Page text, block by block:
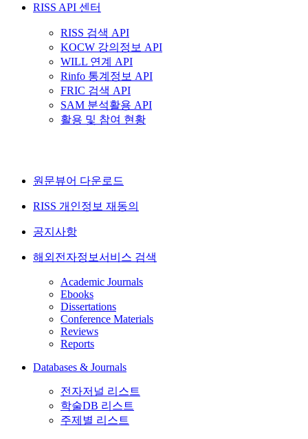
RISS API 센터
RISS 검색 API
KOCW 강의정보 API
WILL 연계 API
Rinfo 통계정보 API
FRIC 검색 API
SAM 분석활용 API
활용 및 참여 현황
원문뷰어 다운로드
RISS 개인정보 재동의
공지사항
해외전자정보서비스 검색
Academic Journals
Ebooks
Dissertations
Conference Materials
Reviews
Reports
Databases & Journals
전자저널 리스트
학술DB 리스트
주제별 리스트